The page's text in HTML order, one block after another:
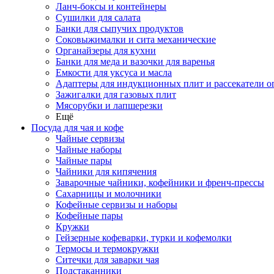
Ланч-боксы и контейнеры
Сушилки для салата
Банки для сыпучих продуктов
Соковыжималки и сита механические
Органайзеры для кухни
Банки для меда и вазочки для варенья
Емкости для уксуса и масла
Адаптеры для индукционных плит и рассекатели
Зажигалки для газовых плит
Мясорубки и лапшерезки
Ещё
Посуда для чая и кофе
Чайные сервизы
Чайные наборы
Чайные пары
Чайники для кипячения
Заварочные чайники, кофейники и френч-прессы
Сахарницы и молочники
Кофейные сервизы и наборы
Кофейные пары
Кружки
Гейзерные кофеварки, турки и кофемолки
Термосы и термокружки
Ситечки для заварки чая
Подстаканники